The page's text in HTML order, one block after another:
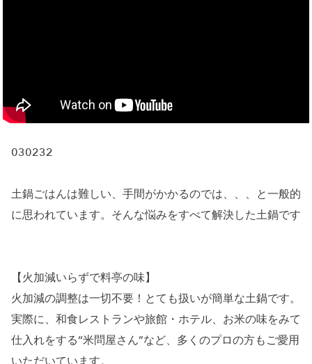
030232
土鍋ごはんは難しい、手間がかかるのでは、、、と一般的
に思われています。そんな悩みをすべて解決した土鍋です
【火加減いらずで料亭の味】
火加減の調整は一切不要！とても扱いが簡単な土鍋です。
実際に、和食レストランや旅館・ホテル、お米の味をみて
仕入れをする“米問屋さん”など、多くのプロの方もご愛用